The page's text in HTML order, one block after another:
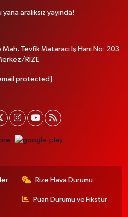
aralıksız yayında!
Tevfik Mataracı İş Hanı No: 203
RİZE
protected]
Rize Hava Durumu
Puan Durumu ve Fikstür